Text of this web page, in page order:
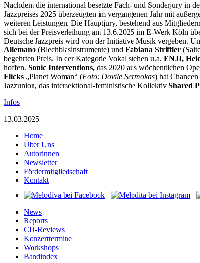
Nachdem die international besetzte Fach- und Sonderjury in
Jazzpreises 2025 überzeugten im vergangenen Jahr mit
weiteren Leistungen. Die Hauptjury, bestehend aus
sich bei der Preisverleihung am 13.6.2025 im E-Werk Köln
Deutsche Jazzpreis wird von der Initiative Musik vergeben.
Allemano (Blechblasinstrumente) und Fabiana Striffler
begehrten Preis. In der Kategorie Vokal stehen u.a. ENJI,
hoffen. Sonic Interventions, das 2020 aus wöchentlichen
Flicks „Planet Woman“ (Foto: Dovile Sermokas) hat
Jazzunion, das intersektional-feministische Kollektiv Shared
Infos
13.03.2025
Home
Über Uns
Autorinnen
Newsletter
Fördermitgliedschaft
Kontakt
News
Reports
CD-Reviews
Konzerttermine
Workshops
Bandindex